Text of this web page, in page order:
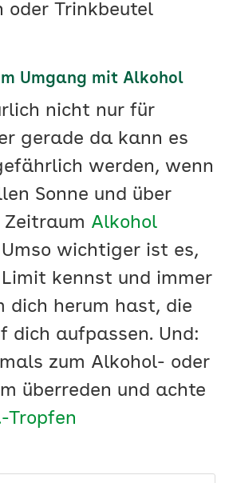
oder Trinkbeutel
Umgang mit Alkohol
nicht nur für
gerade da kann es
werden, wenn
Sonne und über
Alkohol
wichtiger ist es,
kennst und immer
dich herum hast, die
dich aufpassen. Und:
zum Alkohol- oder
überreden und achte
Tropfen